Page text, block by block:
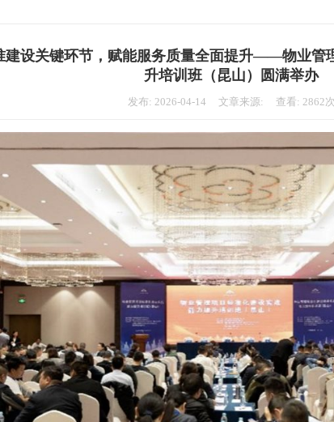
建设关键环节，赋能服务质量全面提升——物业管
升培训班（昆山）圆满举办
发布: 2026-04-14 文章来源: 查看: 2862次